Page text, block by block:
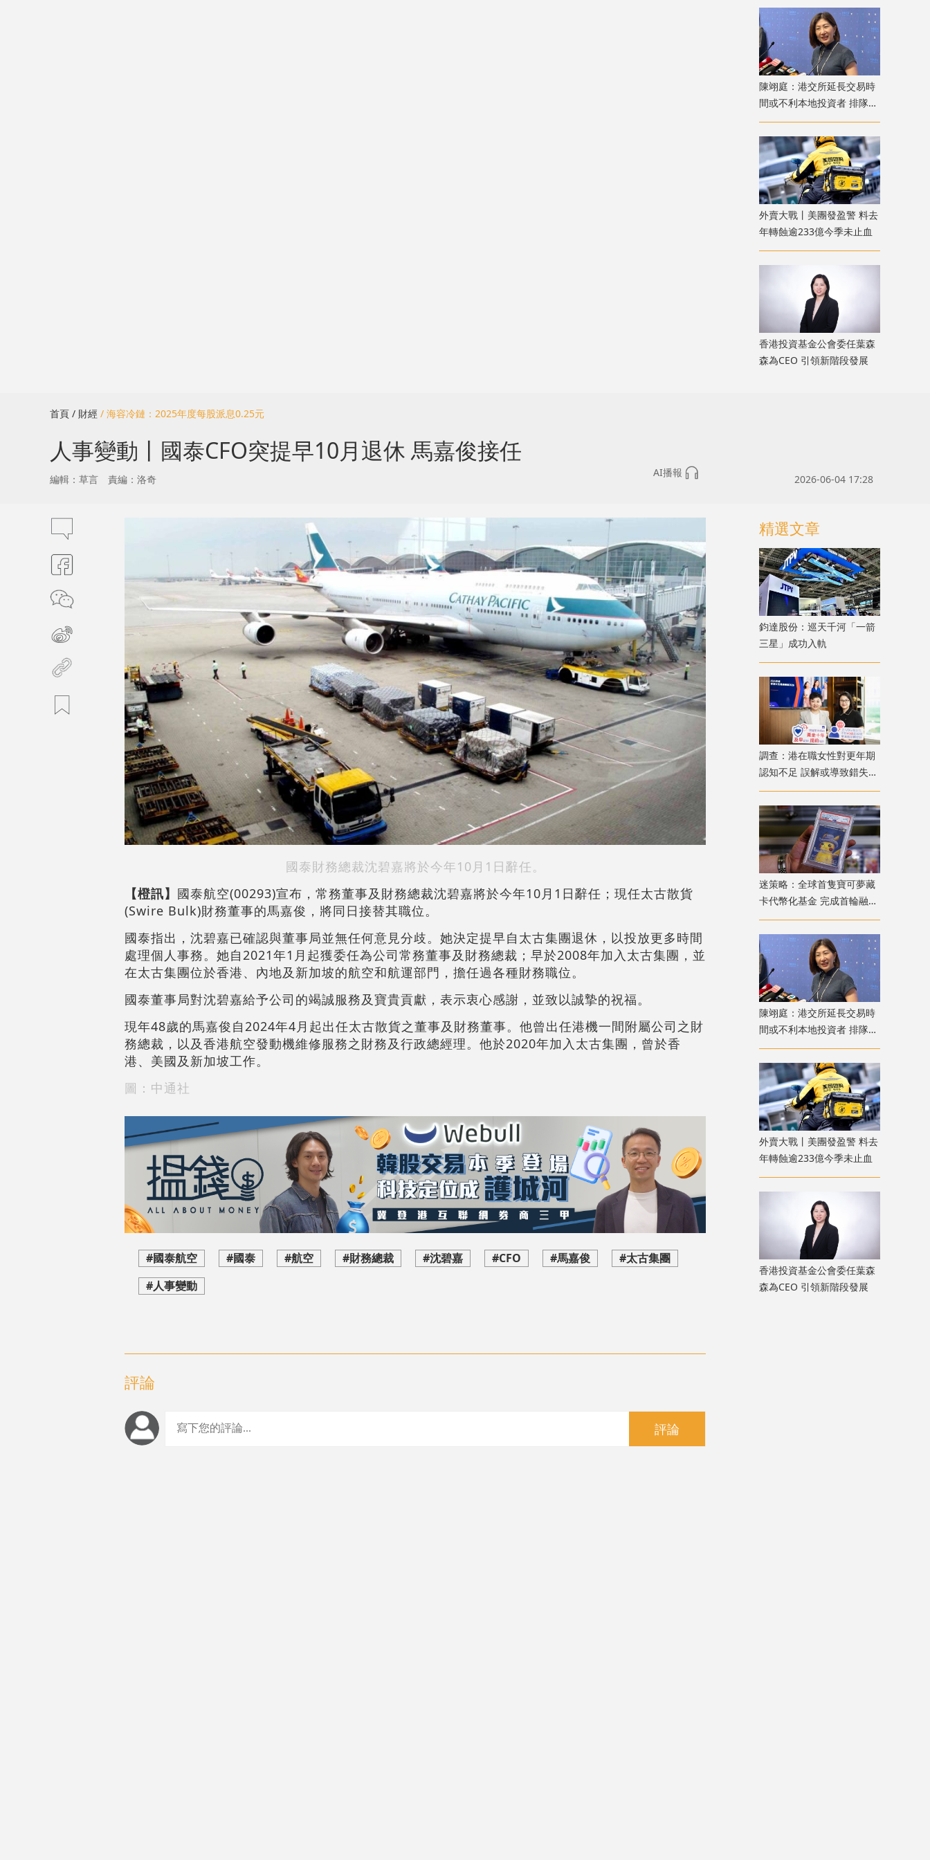
陳翊庭：港交所延長交易時
間或不利本地投資者 排隊上
市公司數量創新高
外賣大戰丨美團發盈警 料去
年轉蝕逾233億今季未止血
香港投資基金公會委任葉森
森為CEO 引領新階段發展
首頁 / 財經 / 海容冷鏈：2025年度每股派息0.25元
人事變動丨國泰CFO突提早10月退休 馬嘉俊接任
AI播報
編輯：草言 責編：洛奇 2026-06-04 17:28
國泰財務總裁沈碧嘉將於今年10月1日辭任。
【橙訊】 國泰航空(00293)宣布，常務董事及財務總裁沈碧嘉將於今年10月1日辭任；現任太古散貨
(Swire Bulk)財務董事的馬嘉俊，將同日接替其職位。
國泰指出，沈碧嘉已確認與董事局並無任何意見分歧。她決定提早自太古集團退休，以投放更多時間
處理個人事務。她自2021年1月起獲委任為公司常務董事及財務總裁；早於2008年加入太古集團，並
在太古集團位於香港、內地及新加坡的航空和航運部門，擔任過各種財務職位。
國泰董事局對沈碧嘉給予公司的竭誠服務及寶貴貢獻，表示衷心感謝，並致以誠摯的祝福。
現年48歲的馬嘉俊自2024年4月起出任太古散貨之董事及財務董事。他曾出任港機一間附屬公司之財
務總裁，以及香港航空發動機維修服務之財務及行政總經理。他於2020年加入太古集團，曾於香
港、美國及新加坡工作。
圖：中通社
#國泰航空 #國泰 #航空 #財務總裁 #沈碧嘉 #CFO #馬嘉俊
#太古集團
#人事變動
評論
評論
精選文章
鈞達股份：巡天千河「一箭
三星」成功入軌
調查：港在職女性對更年期
認知不足 誤解或導致錯失
「黃金預防期」
迷策略：全球首隻寶可夢藏
卡代幣化基金 完成首輪融資
兼獲超購
陳翊庭：港交所延長交易時
間或不利本地投資者 排隊上
市公司數量創新高
外賣大戰丨美團發盈警 料去
年轉蝕逾233億今季未止血
香港投資基金公會委任葉森
森為CEO 引領新階段發展